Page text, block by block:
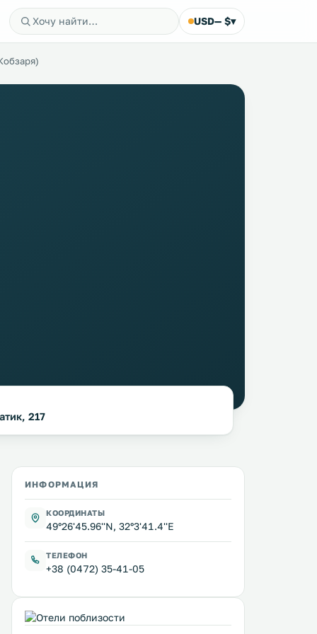
USD— $▾
217
ИНФОРМАЦИЯ
КООРДИНАТЫ
49°26'45.96''N, 32°3'41.4''E
ТЕЛЕФОН
+38 (0472) 35-41-05